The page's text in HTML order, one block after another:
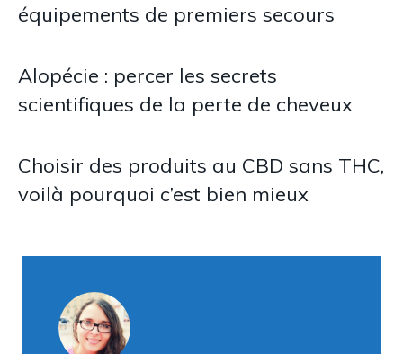
équipements de premiers secours
Alopécie : percer les secrets
scientifiques de la perte de cheveux
Choisir des produits au CBD sans THC,
voilà pourquoi c’est bien mieux